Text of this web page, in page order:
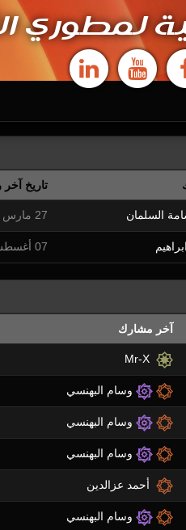
لمطوري
تاريخ آخر
السلمان 27 مارس 2011 11:25 ص
07 أغسطس 2010 08:50 م
آخر مشارك
وسام البهنسي
وسام البهنسي
وسام البهنسي
أحمد عزالدين
وسام البهنسي